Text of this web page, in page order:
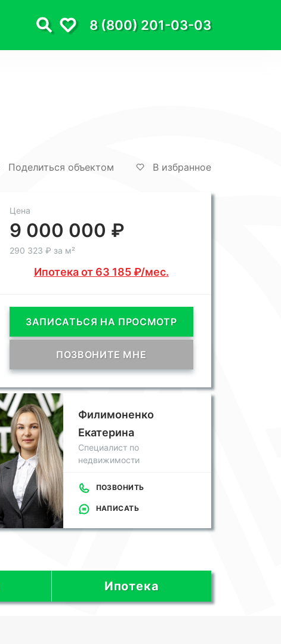
8 (800) 201-03-03
Поделиться объектом В избранное
Цена
9 000 000 ₽
290 323 ₽ за м²
Ипотека от 63 185 ₽/мес.
ЗАПИСАТЬСЯ НА ПРОСМОТР
ПОЗВОНИТЕ МНЕ
Филимоненко
Екатерина
Специалист по
недвижимости
ПОЗВОНИТЬ
НАПИСАТЬ
Ипотека